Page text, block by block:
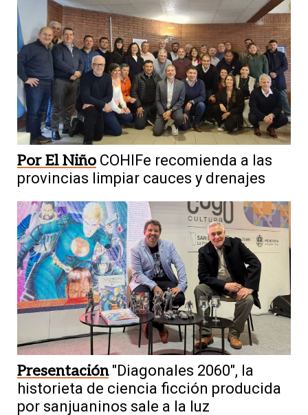
Por El Niño COHIFe recomienda a las
provincias limpiar cauces y drenajes
Presentación "Diagonales 2060", la
historieta de ciencia ficción producida
por sanjuaninos sale a la luz